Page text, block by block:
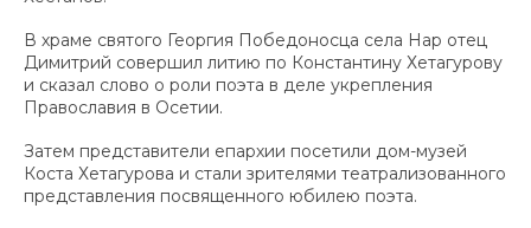
В храме святого Георгия Победоносца села Нар отец
Димитрий совершил литию по Константину Хетагурову
и сказал слово о роли поэта в деле укрепления
Православия в Осетии.
Затем представители епархии посетили дом-музей
Коста Хетагурова и стали зрителями театрализованного
представления посвященного юбилею поэта.